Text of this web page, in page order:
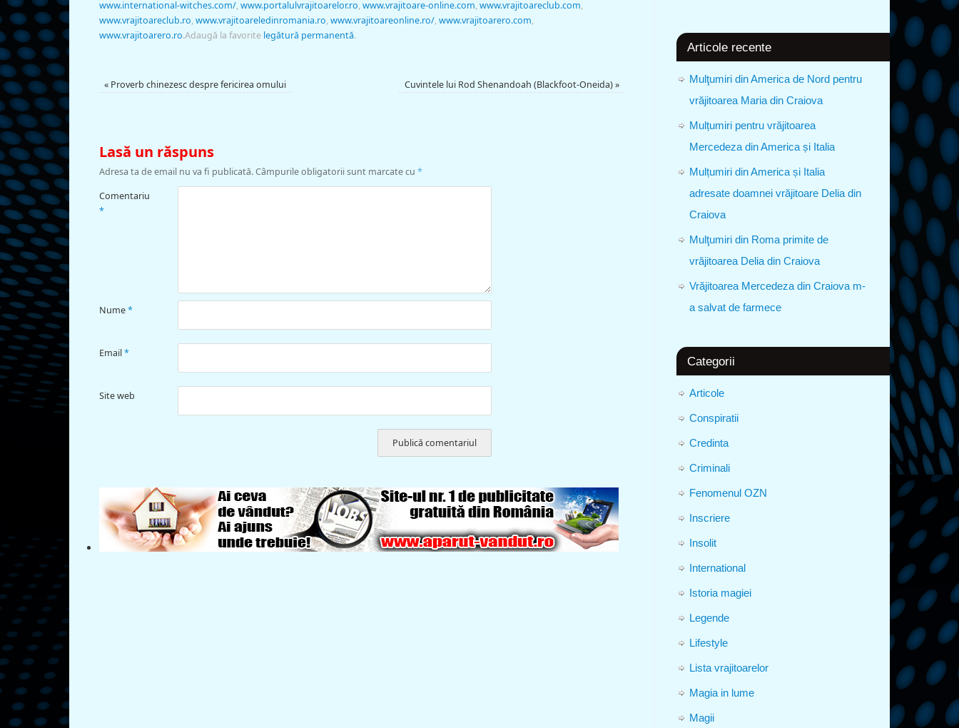
www.international-witches.com/,www.portalulvrajitoarelor.ro,www.vrajitoare-online.com,www.vrajitoareclub.com,
www.vrajitoareclub.ro,www.vrajitoareledinromania.ro,www.vrajitoareonline.ro/,www.vrajitoarero.com,
www.vrajitoarero.ro.Adaugă la favorite legătură permanentă.
« Proverb chinezesc despre fericirea omului Cuvintele lui Rod Shenandoah (Blackfoot-Oneida)»
Lasă un răspuns
Adresa ta de email nu va fi publicată.Câmpurile obligatorii sunt marcate cu *
Comentariu
*
Nume*
Email*
Site web
Articole recente
Mulţumiri din America de Nord pentru
vrăjitoarea Maria din Craiova
Mulțumiri pentru vrăjitoarea
Mercedeza din America și Italia
Mulțumiri din America și Italia
adresate doamnei vrăjitoare Delia din
Craiova
Mulţumiri din Roma primite de
vrăjitoarea Delia din Craiova
Vrăjitoarea Mercedeza din Craiova m-
a salvat de farmece
Categorii
Articole
Conspiratii
Credinta
Criminali
Fenomenul OZN
Inscriere
Insolit
International
Istoria magiei
Legende
Lifestyle
Lista vrajitoarelor
Magia in lume
Magii